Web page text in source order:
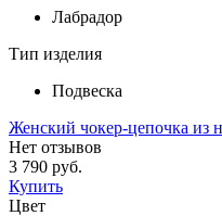
Лабрадор
Тип изделия
Подвеска
Женский чокер-цепочка из
Нет отзывов
3 790 руб.
Купить
Цвет